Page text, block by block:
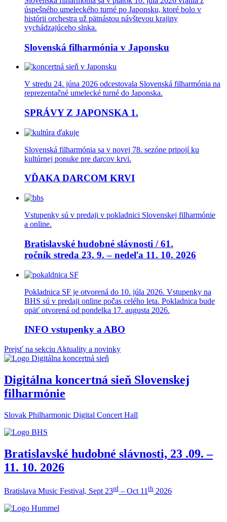
úspešného umeleckého turné po Japonsku, ktoré bolo v
histórii orchestra už pätnástou návštevou krajiny
vychádzajúceho slnka.
Slovenská filharmónia v Japonsku
V stredu 24. júna 2026 odcestovala Slovenská filharmónia na
reprezentačné umelecké turné do Japonska.
SPRÁVY Z JAPONSKA 1.
Slovenská filharmónia sa v novej 78. sezóne pripojí ku
kultúrnej ponuke pre darcov krvi.
VĎAKA DARCOM KRVI
Vstupenky sú v predaji v pokladnici Slovenskej filharmónie
a online.
Bratislavské hudobné slávnosti / 61.
ročník streda 23. 9. – nedeľa 11. 10. 2026
Pokladnica SF je otvorená do 10. júla 2026. Vstupenky na
BHS sú v predaji online počas celého leta. Pokladnica bude
opäť otvorená od pondelka 17. augusta 2026.
INFO vstupenky a ABO
Prejsť na sekciu Aktuality a novinky
Digitálna koncertná sieň Slovenskej
filharmónie
Slovak Philharmonic Digital Concert Hall
Bratislavské hudobné slávnosti, 23 .09. –
11. 10. 2026
Bratislava Music Festival, Sept 23rd – Oct 11 th 2026